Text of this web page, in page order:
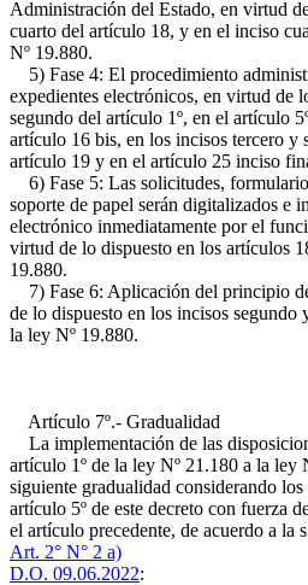
Administración del Estado, en virtud
cuarto del artículo 18, y en el inciso
Nº 19.880.
5) Fase 4: El procedimiento
expedientes electrónicos, en virtud de
segundo del artículo 1º, en el artículo
artículo 16 bis, en los incisos tercero y
artículo 19 y en el artículo 25 inciso
6) Fase 5: Las solicitudes,
soporte de papel serán digitalizados e
electrónico inmediatamente por el
virtud de lo dispuesto en los artículos
19.880.
7) Fase 6: Aplicación del principio
de lo dispuesto en los incisos
la ley Nº 19.880.
Artículo 7º.- Gradualidad
La implementación de las
artículo 1º de la ley Nº 21.180 a la ley
siguiente gradualidad considerando
artículo 5º de este decreto con fuerza
el artículo precedente, de acuerdo a la
Art. 2° N° 2 a)
D.O. 09.06.2022: